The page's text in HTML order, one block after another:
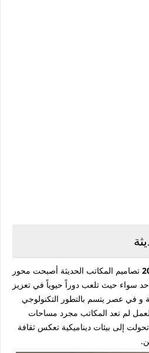
تصاميم المكاتب الحديثة أصبحت محور
سواء حيث تلعب دوراً حيوياً في تعزيز
و في عصر يتسم بالتطور التكنولوجي
لم تعد المكاتب مجرد مساحات
تحولت إلى بيئات ديناميكية تعكس ثقافة